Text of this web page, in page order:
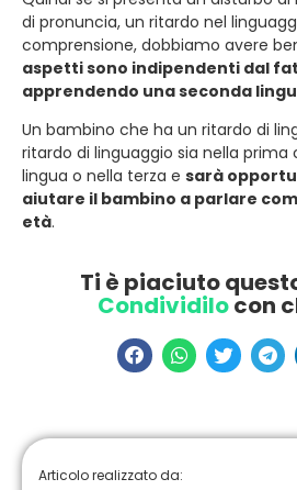
di pronuncia, un ritardo nel
comprensione, dobbiamo avere
aspetti sono indipendenti dal
apprendendo una seconda
Un bambino che ha un ritardo di
ritardo di linguaggio sia nella prima
lingua o nella terza e sarà
aiutare il bambino a parlare
età.
Ti è piaciuto
Condividilocon
Articolo realizzato da: